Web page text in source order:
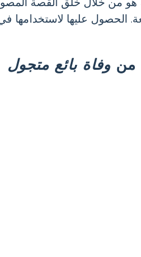
الحصول عليها لاستخدامها
من وفاة بائع متجول